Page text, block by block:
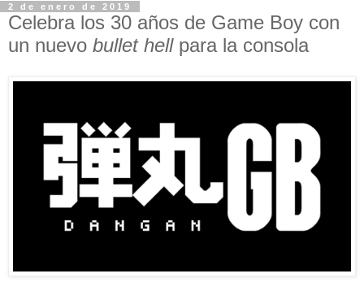
2 de enero de 2019
Celebra los 30 años de Game Boy con
un nuevo bullet hellpara la consola